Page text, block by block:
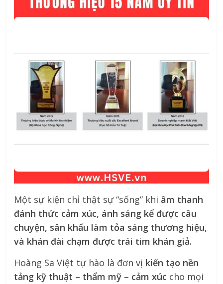
Một sự kiện chỉ thật sự “sống” khi âm thanh
đánh thức cảm xúc, ánh sáng kể được câu
chuyện, sân khấu làm tỏa sáng thương hiệu,
và khán đài chạm được trái tim khán giả.
Hoàng Sa Việt tự hào là đơn vị kiến tạo nền
tảng kỹ thuật – thẩm mỹ – cảm xúc cho mọi